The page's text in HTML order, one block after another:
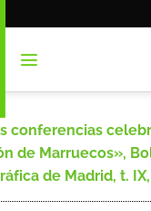
conferencias
de Marruecos»,
de Madrid, t. IX,